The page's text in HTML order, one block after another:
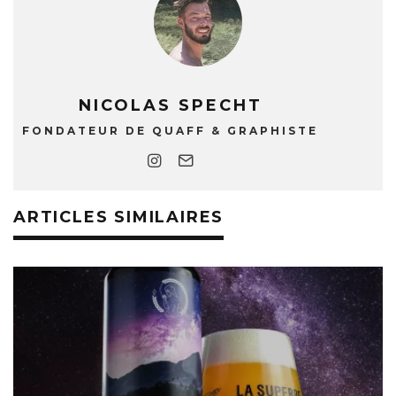
NICOLAS SPECHT
FONDATEUR DE QUAFF & GRAPHISTE
ARTICLES SIMILAIRES